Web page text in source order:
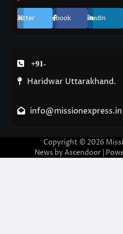
Twitter Facebook LinkedIn
+91-
Haridwar Uttarakhand.
info@missionexpress.in
Copyright © 2026
News by Ascendoor|